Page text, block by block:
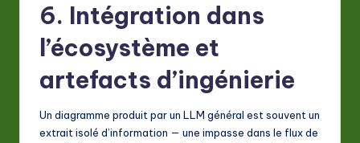
6. Intégration dans
l’écosystème et
artefacts d’ingénierie
Un diagramme produit par un LLM général est souvent un
extrait isolé d’information — une impasse dans le flux de